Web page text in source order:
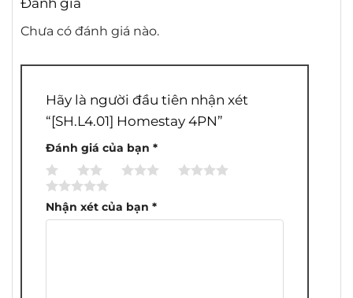
Đánh giá
Chưa có đánh giá nào.
Hãy là người đầu tiên nhận xét
“[SH.L4.01] Homestay 4PN”
Đánh giá của bạn *
trên
5
trên
5trên
Nhận xét của bạn *